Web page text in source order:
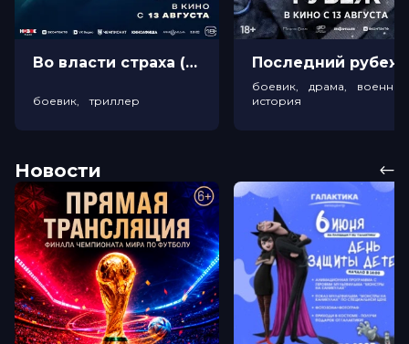
Во власти страха (18+)
боевик, триллер
боевик, драма,
история
Новости